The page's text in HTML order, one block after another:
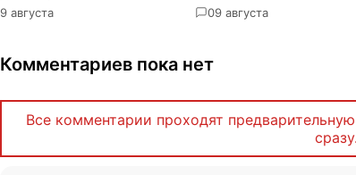
9 августа 09 августа
Комментариев пока нет
Все комментарии проходят
сразу.